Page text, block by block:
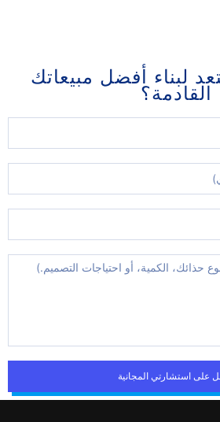
لبناء أفضل مبيعاتك
القادمة؟
على استشارتي المجانية